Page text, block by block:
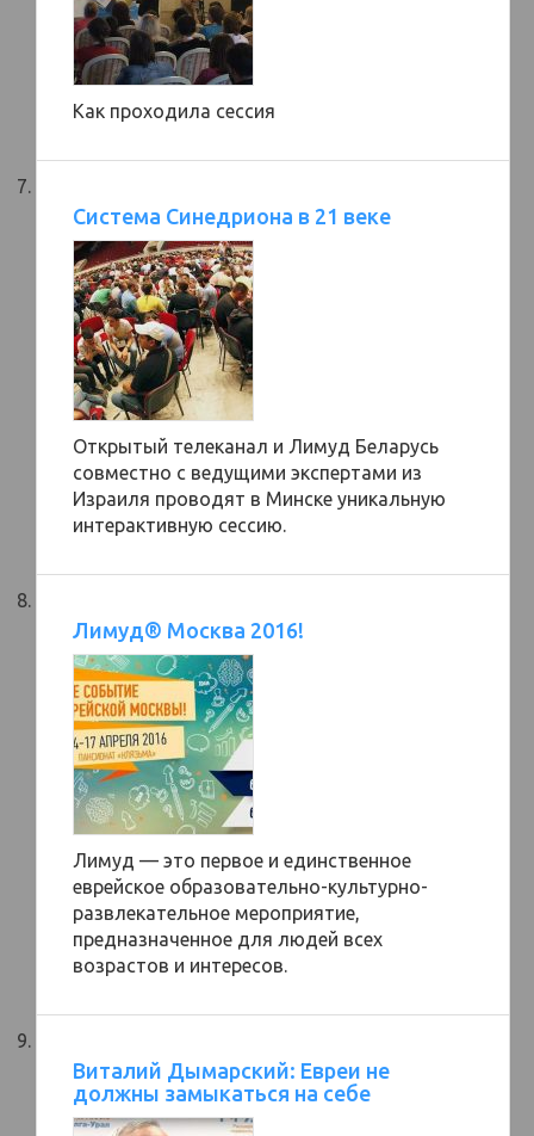
Как проходила сессия
Система Синедриона в 21 веке
Открытый телеканал и Лимуд Беларусь
совместно с ведущими экспертами из
Израиля проводят в Минске уникальную
интерактивную сессию.
Лимуд® Москва 2016!
Лимуд — это первое и единственное
еврейское образовательно-культурно-
развлекательное мероприятие,
предназначенное для людей всех
возрастов и интересов.
Виталий Дымарский: Евреи не
должны замыкаться на себе